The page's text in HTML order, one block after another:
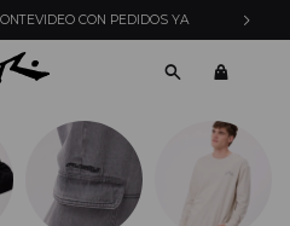
CON PEDIDOS YA